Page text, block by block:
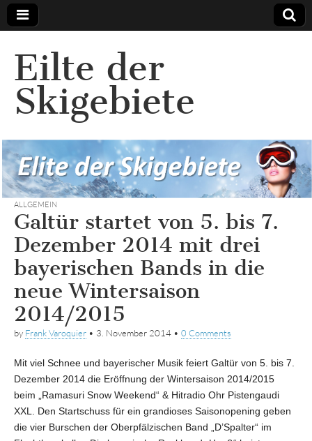
Eilte der
Skigebiete
ALLGEMEIN
Galtür startet von 5. bis 7.
Dezember 2014 mit drei
bayerischen Bands in die
neue Wintersaison
2014/2015
by Frank Varoquier • 3. November 2014 • 0 Comments
Mit viel Schnee und bayerischer Musik feiert Galtür von 5. bis 7.
Dezember 2014 die Eröffnung der Wintersaison 2014/2015
beim „Ramasuri Snow Weekend“ & Hitradio Ohr Pistengaudi
XXL. Den Startschuss für ein grandioses Saisonopening geben
die vier Burschen der Oberpfälzischen Band „D’Spalter“ im